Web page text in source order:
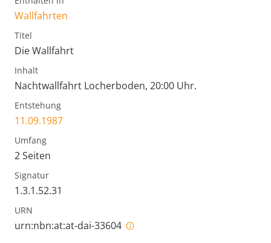
Wallfahrten
Titel
Die Wallfahrt
Inhalt
Nachtwallfahrt Locherboden, 20:00 Uhr.
Entstehung
11.09.1987
Umfang
2 Seiten
Signatur
1.3.1.52.31
URN
urn:nbn:at:at-dai-33604